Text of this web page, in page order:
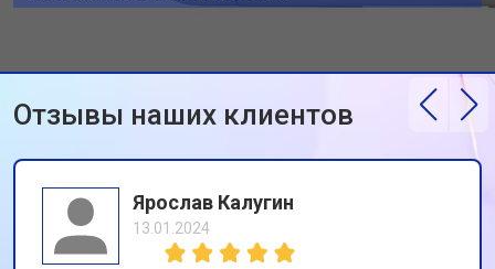
Отзывы наших клиентов
Ярослав Калугин
13.01.2024